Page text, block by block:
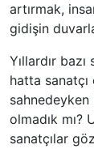
artırmak,
gidişin
Yıllardır
hatta sanatçı
olmadık mı?
sanatçılar